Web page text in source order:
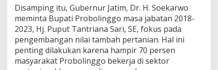
Disamping itu, Gubernur Jatim, Dr. H. Soekarwo
meminta Bupati Probolinggo masa jabatan 2018-
2023, Hj. Puput Tantriana Sari, SE, fokus pada
pengembangan nilai tambah pertanian. Hal ini
penting dilakukan karena hampir 70 persen
masyarakat Probolinggo bekerja di sektor